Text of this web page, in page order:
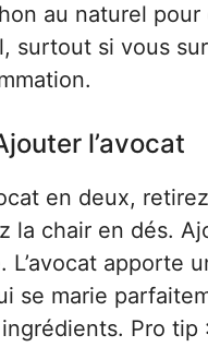
au naturel pour
surtout si vous
l’avocat
en deux,
la chair en dés.
L’avocat apporte
se marie
Pro tip